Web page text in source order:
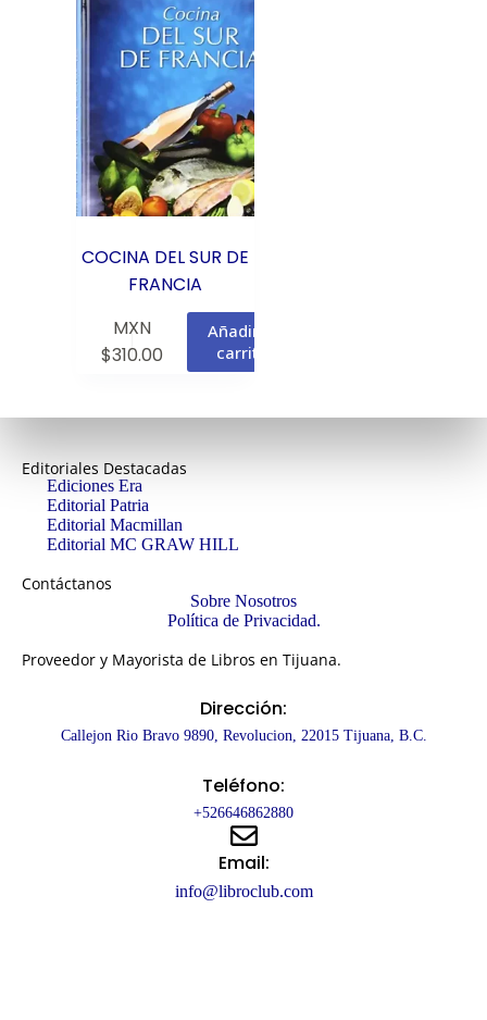
COCINA DEL SUR DE
FRANCIA
MXN
$310.00
Añadir al
carrito
Editoriales Destacadas
Ediciones Era
Editorial Patria
Editorial Macmillan
Editorial MC GRAW HILL
Contáctanos
Sobre Nosotros
Política de Privacidad.
Proveedor y Mayorista de Libros en Tijuana.
Dirección:
Callejon Rio Bravo 9890, Revolucion, 22015 Tijuana, B.C.
Teléfono:
+526646862880
Email:
info@libroclub.com